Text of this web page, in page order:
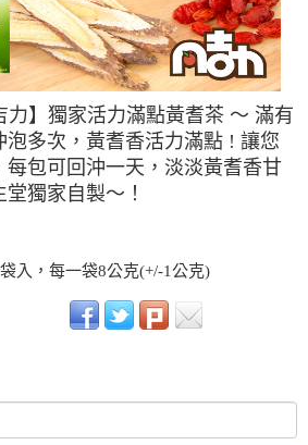
力】獨家活力滿點黃耆茶 ～ 滿有
泡多次，黃耆香活力滿點 ! 讓您
每包可回沖一天，淡淡黃耆香甘
獨家自製～！
入，每一袋8公克(+/-1公克)